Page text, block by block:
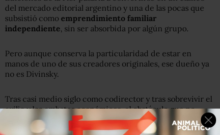
del mercado editorial argentino y una de las pocas que
subsistió como emprendimiento familiar
independiente , sin ser absorbida por algún grupo.
Pero aunque conserva la particularidad de estar en
manos de uno de sus creadores originales, ese dueño ya
no es Divinsky.
Tras casi medio siglo como codirector y tras sobrevivir el
exilio y los embates económicos, el obstáculo que no
pudo superar el mítico editor fue mucho más mundano:
ruptura amorosa.